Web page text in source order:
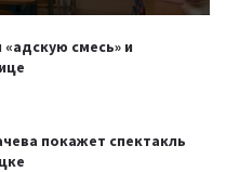
смесь» и
покажет спектакль